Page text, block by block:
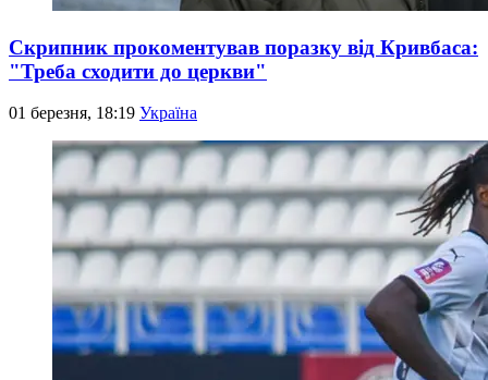
Скрипник прокоментував поразку від Кривбаса:
"Треба сходити до церкви"
01 березня, 18:19 Україна